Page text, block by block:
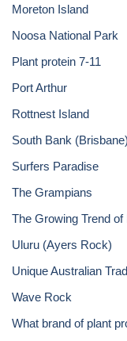
Moreton Island
Noosa National Park
Plant protein 7-11
Port Arthur
Rottnest Island
South Bank (Brisbane)
Surfers Paradise
The Grampians
The Growing Trend
Uluru (Ayers Rock)
Unique Australian
Wave Rock
What brand of plant